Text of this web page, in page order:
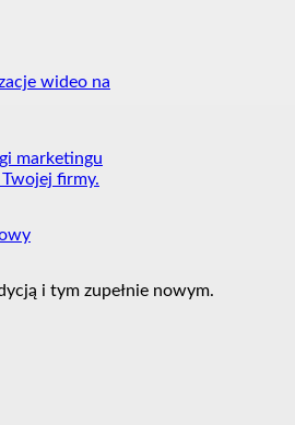
wideo na
marketingu
firmy.
i tym zupełnie nowym.